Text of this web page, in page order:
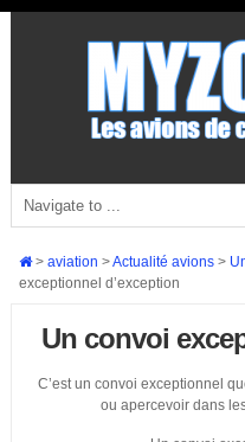
> aviation >Actualité avions>
exceptionnel d’exception
Un convoi
C’est un convoi exceptionnel
ou apercevoir dans